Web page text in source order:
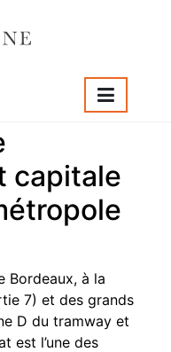
Bouscat
capitale
Bordeaux, à la
7) et des grands
D du tramway et
est l’une des